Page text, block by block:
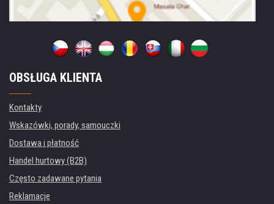
OBSŁUGA KLIENTA
Kontakty
Wskazówki, porady, samouczki
Dostawa i płatność
Handel hurtowy (B2B)
Często zadawane pytania
Reklamacje